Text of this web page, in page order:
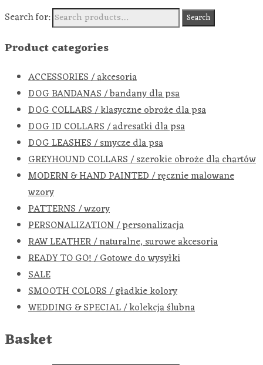
Search for:
Search
Product categories
ACCESSORIES / akcesoria
DOG BANDANAS / bandany dla psa
DOG COLLARS / klasyczne obroże dla psa
DOG ID COLLARS / adresatki dla psa
DOG LEASHES / smycze dla psa
GREYHOUND COLLARS / szerokie obroże dla chartów
MODERN & HAND PAINTED / ręcznie malowane
wzory
PATTERNS / wzory
PERSONALIZATION / personalizacja
RAW LEATHER / naturalne, surowe akcesoria
READY TO GO! / Gotowe do wysyłki
SALE
SMOOTH COLORS / gładkie kolory
WEDDING & SPECIAL / kolekcja ślubna
Basket